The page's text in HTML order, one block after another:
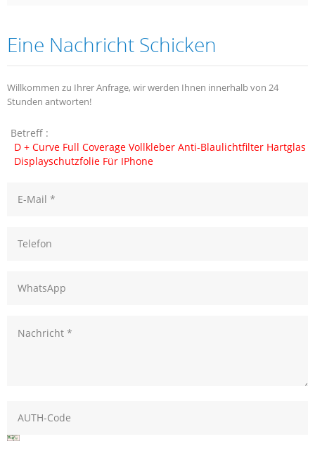
Eine Nachricht Schicken
Willkommen zu Ihrer Anfrage, wir werden Ihnen innerhalb von 24
Stunden antworten!
Betreff :
D + Curve Full Coverage Vollkleber Anti-Blaulichtfilter Hartglas
Displayschutzfolie Für IPhone